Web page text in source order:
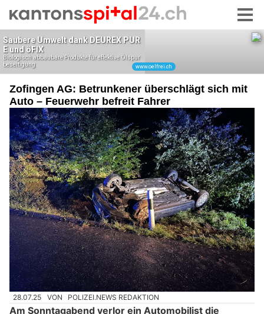
Zofingen AG: Betrunkener überschlägt sich mit
Auto – Feuerwehr befreit Fahrer
28.07.25 VON POLIZEI.NEWS REDAKTION
Am Sonntagabend verlor ein Automobilist die